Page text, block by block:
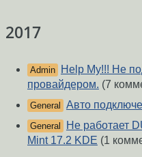
2017
Admin
Help My!!! Не
провайдером. (7
General Авто
General
Не работает
Mint 17.2 KDE (1